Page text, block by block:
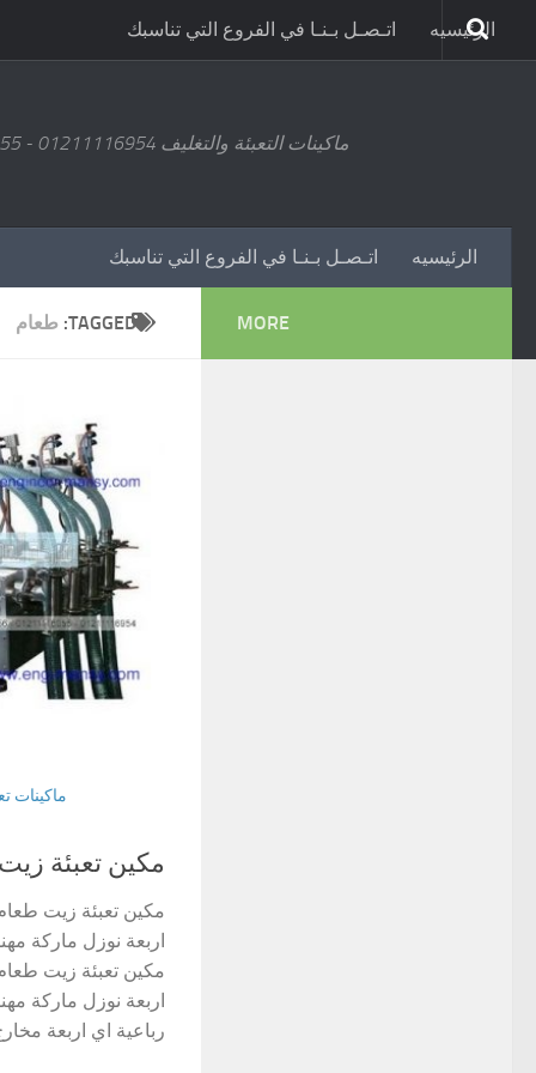
الرئيسيه اتـصـل بـنـا في الفروع التي تناسبك
ماكينات التعبئة والتغليف 01211116954 - 01211116955 - 01211116956 - 01211116957 - 01211116958
الرئيسيه اتـصـل بـنـا في الفروع التي تناسبك
TAGGED: طعام
ماكينات
مكين تعبئة
اربعة نوزل
رباعية اي اربعة
MORE